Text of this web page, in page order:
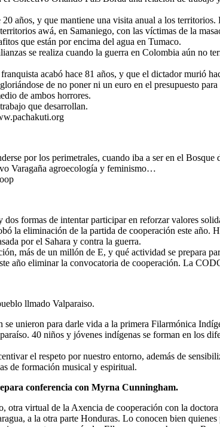
años, y que mantiene una visita anual a los
awá, en Samaniego, con las víctimas de la
que están por encima del agua en Tumaco.
se realiza cuando la guerra en Colombia aún no
acabó hace 81 años, y que el dictador
de no poner ni un euro en el presupuesto
de ambos horrores.
que desarrollan.
por los perimetrales, cuando iba a ser en el
Varagaña agroecología y feminismo…
formas de intentar participar en reforzar valores
la eliminación de la partida de cooperación este
por el Sahara y contra la guerra.
más de un millón de E, y qué actividad se prepara
año eliminar la convocatoria de cooperación. La
llmado Valparaiso.
unieron para darle vida a la primera Filarmónica
40 niños y jóvenes indígenas se forman en los
el respeto por nuestro entorno, además de
de formación musical y espiritual.
conferencia con Myrna Cunningham.
virtual de la Axencia de cooperación con la
a la otra parte Honduras. Lo conocen bien